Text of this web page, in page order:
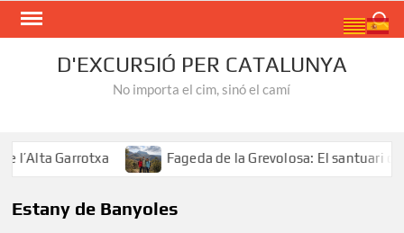
Skip
D'EXCURSIÓ PER CATALUNYA
No importa el cim, sinó el camí
Garrotxa Fageda de la Grevolosa: El santuari dels
Estany de Banyoles